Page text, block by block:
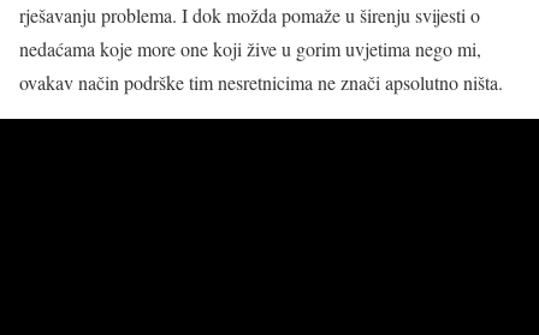
rješavanju problema. I dok možda pomaže u širenju svijesti o
nedaćama koje more one koji žive u gorim uvjetima nego mi,
ovakav način podrške tim nesretnicima ne znači apsolutno ništa.